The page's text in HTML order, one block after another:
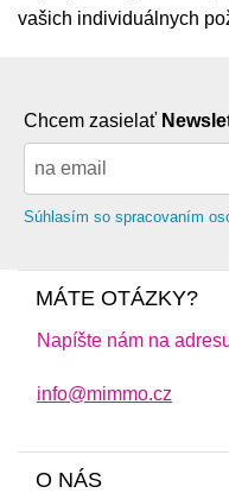
vašich individuálnych
Chcem zasielať
Súhlasím so spracovaním
MÁTE OTÁZKY?
Napíšte nám na
info@mimmo.cz
O NÁS